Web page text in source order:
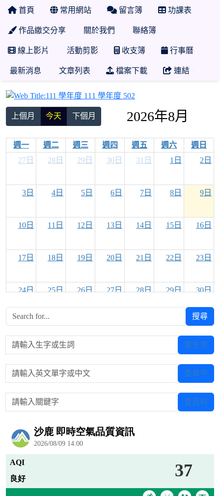
首頁 常用網站 留言簿 功課表
作品繳交分享 關於我們 聯絡簿
線上影片 活動剪影 收支簿 行事曆
最新消息 文章列表 檔案下載 連結
上個月 今天 下個月 2026年8月
週一 週二 週三 週四 週五 週六
週日
27日
28日 29日 30日 31日 1日 2日
3日 4日 5日 6日 7日 8日 9日
10日 11日 12日 13日 14日 15日 16日
17日 18日 19日 20日 21日 22日 23日
24日 25日 26日 27日 28日 29日 30日
6日
搜尋
請輸入生字或生詞 查生字
請輸入英文單字或中文 查單字
請輸入關鍵字 查百科